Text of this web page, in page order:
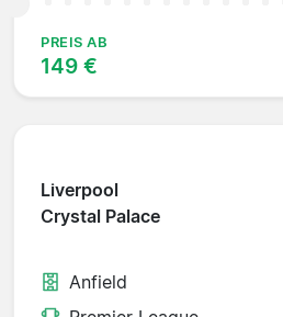
PREIS AB
149 €
Liverpool
Crystal Palace
Anfield